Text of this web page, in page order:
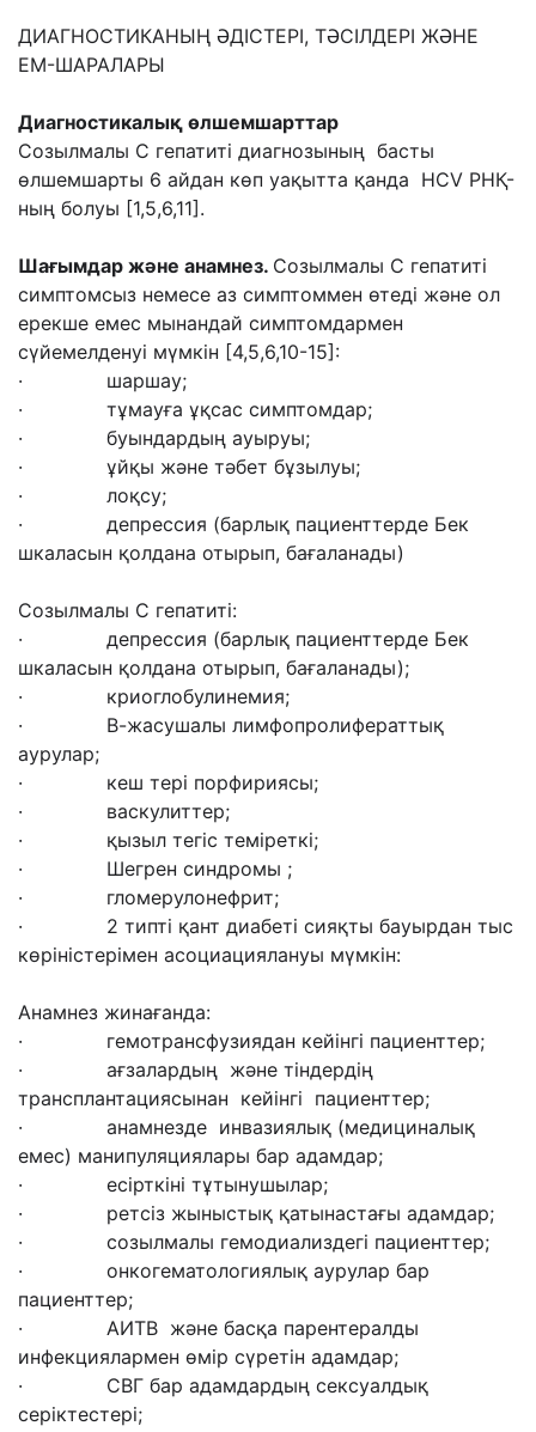
ДИАГНОСТИКАНЫҢ ӘДІСТЕРІ, ТӘСІЛДЕРІ ЖӘНЕ
ЕМ-ШАРАЛАРЫ
Диагностикалық өлшемшарттар
Созылмалы С гепатиті диагнозының басты
өлшемшарты 6 айдан көп уақытта қанда HCV РНҚ-
ның болуы [1,5,6,11].
Шағымдар және анамнез. Созылмалы С гепатиті
симптомсыз немесе аз симптоммен өтеді және ол
ерекше емес мынандай симптомдармен
сүйемелденуі мүмкін [4,5,6,10-15]:
· шаршау;
· тұмауға ұқсас симптомдар;
· буындардың ауыруы;
· ұйқы және тәбет бұзылуы;
· лоқсу;
· депрессия (барлық пациенттерде Бек
шкаласын қолдана отырып, бағаланады)
Созылмалы С гепатиті:
· депрессия (барлық пациенттерде Бек
шкаласын қолдана отырып, бағаланады);
· криоглобулинемия;
· В-жасушалы лимфопролифераттық
аурулар;
· кеш тері порфириясы;
· васкулиттер;
· қызыл тегіс теміреткі;
· Шегрен синдромы ;
· гломерулонефрит;
· 2 типті қант диабеті сияқты бауырдан тыс
көріністерімен асоциациялануы мүмкін:
Анамнез жинағанда:
· гемотрансфузиядан кейінгі пациенттер;
· ағзалардың және тіндердің
трансплантациясынан кейінгі пациенттер;
· анамнезде инвазиялық (медициналық
емес) манипуляциялары бар адамдар;
· есірткіні тұтынушылар;
· ретсіз жыныстық қатынастағы адамдар;
· созылмалы гемодиализдегі пациенттер;
· онкогематологиялық аурулар бар
пациенттер;
· АИТВ және басқа парентералды
инфекциялармен өмір сүретін адамдар;
· СВГ бар адамдардың сексуалдық
серіктестері;